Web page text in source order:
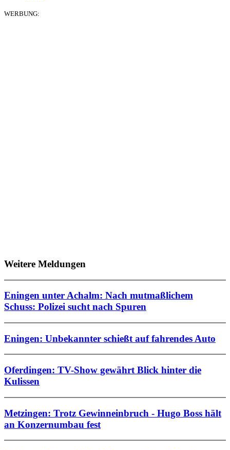
WERBUNG:
Weitere Meldungen
Eningen unter Achalm: Nach mutmaßlichem
Schuss: Polizei sucht nach Spuren
Eningen: Unbekannter schießt auf fahrendes Auto
Oferdingen: TV-Show gewährt Blick hinter die
Kulissen
Metzingen: Trotz Gewinneinbruch - Hugo Boss hält
an Konzernumbau fest